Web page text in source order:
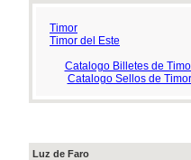
Timor
Timor del Este
Catalogo Billetes de
Catalogo Sellos de Timor
Luz de Faro